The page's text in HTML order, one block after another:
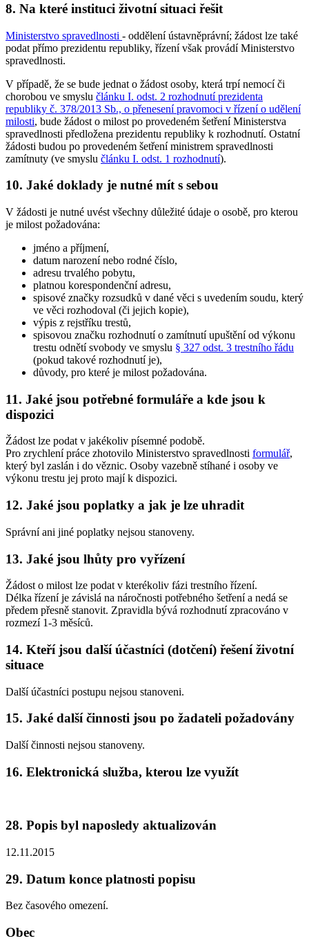
8. Na které instituci životní situaci řešit
Ministerstvo spravedlnosti - oddělení ústavněprávní; žádost lze také
podat přímo prezidentu republiky, řízení však provádí Ministerstvo
spravedlnosti.
V případě, že se bude jednat o žádost osoby, která trpí nemocí či
chorobou ve smyslu článku I. odst. 2 rozhodnutí prezidenta
republiky č. 378/2013 Sb., o přenesení pravomoci v řízení o udělení
milosti, bude žádost o milost po provedeném šetření Ministerstva
spravedlnosti předložena prezidentu republiky k rozhodnutí. Ostatní
žádosti budou po provedeném šetření ministrem spravedlnosti
zamítnuty (ve smyslu článku I. odst. 1 rozhodnutí).
10. Jaké doklady je nutné mít s sebou
V žádosti je nutné uvést všechny důležité údaje o osobě, pro kterou
je milost požadována:
jméno a příjmení,
datum narození nebo rodné číslo,
adresu trvalého pobytu,
platnou korespondenční adresu,
spisové značky rozsudků v dané věci s uvedením soudu, který
ve věci rozhodoval (či jejich kopie),
výpis z rejstříku trestů,
spisovou značku rozhodnutí o zamítnutí upuštění od výkonu
trestu odnětí svobody ve smyslu § 327 odst. 3 trestního řádu
(pokud takové rozhodnutí je),
důvody, pro které je milost požadována.
11. Jaké jsou potřebné formuláře a kde jsou k
dispozici
Žádost lze podat v jakékoliv písemné podobě.
Pro zrychlení práce zhotovilo Ministerstvo spravedlnosti formulář,
který byl zaslán i do věznic. Osoby vazebně stíhané i osoby ve
výkonu trestu jej proto mají k dispozici.
12. Jaké jsou poplatky a jak je lze uhradit
Správní ani jiné poplatky nejsou stanoveny.
13. Jaké jsou lhůty pro vyřízení
Žádost o milost lze podat v kterékoliv fázi trestního řízení.
Délka řízení je závislá na náročnosti potřebného šetření a nedá se
předem přesně stanovit. Zpravidla bývá rozhodnutí zpracováno v
rozmezí 1-3 měsíců.
14. Kteří jsou další účastníci (dotčení) řešení životní
situace
Další účastníci postupu nejsou stanoveni.
15. Jaké další činnosti jsou po žadateli požadovány
Další činnosti nejsou stanoveny.
16. Elektronická služba, kterou lze využít
28. Popis byl naposledy aktualizován
12.11.2015
29. Datum konce platnosti popisu
Bez časového omezení.
Obec